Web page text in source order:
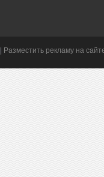
Разместить рекламу на